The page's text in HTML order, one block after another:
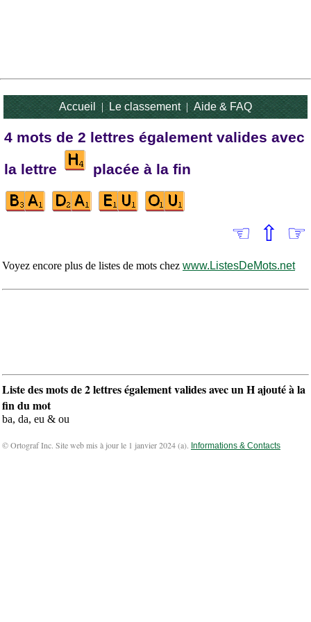
Accueil|Le classement|Aide & FAQ
4 mots de 2 lettres également valides avec
la lettre
placée à la fin
☜ ⇧ ☞
Voyez encore plus de listes de mots chez www.ListesDeMots.net
Liste des mots de 2 lettres également valides avec un H ajouté à la
fin du mot
ba, da, eu & ou
© Ortograf Inc. Site web mis à jour le 1 janvier 2024 (a). Informations & Contacts